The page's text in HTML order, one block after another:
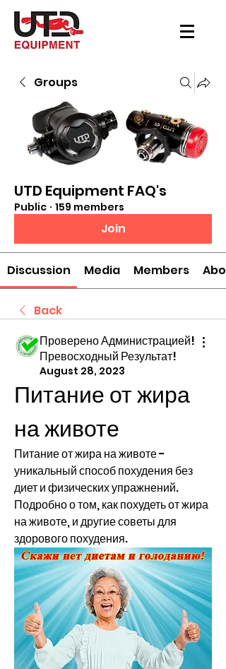
Groups
UTD Equipment FAQ's
Public · 159 members
Join
Discussion Media Members
Back
Проверено Администрацией!
Превосходный Результат!
August 28, 2023
Питание от жира
на животе
Питание от жира на животе -
уникальный способ похудения без
диет и физических упражнений.
Подробно о том, как похудеть от жира
на животе, и другие советы для
здорового похудения.